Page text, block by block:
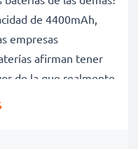
de 4400mAh,
empresas
afirman tener
de la que realmente
de 4400mAh,